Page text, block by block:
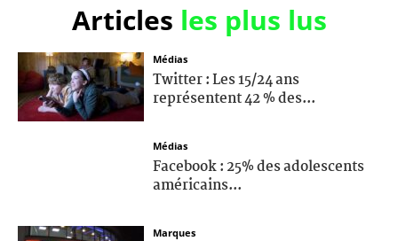
Articles les plus lus
Médias
Twitter : Les 15/24 ans
représentent 42 % des...
Médias
Facebook : 25% des adolescents
américains...
Marques